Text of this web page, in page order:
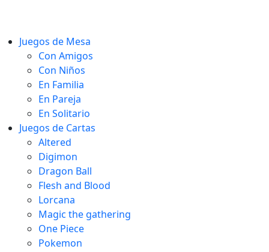
Juegos de Mesa
Con Amigos
Con Niños
En Familia
En Pareja
En Solitario
Juegos de Cartas
Altered
Digimon
Dragon Ball
Flesh and Blood
Lorcana
Magic the gathering
One Piece
Pokemon